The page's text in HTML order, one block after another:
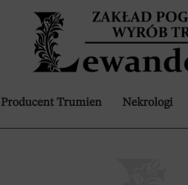
Producent Trumien Nekrologi